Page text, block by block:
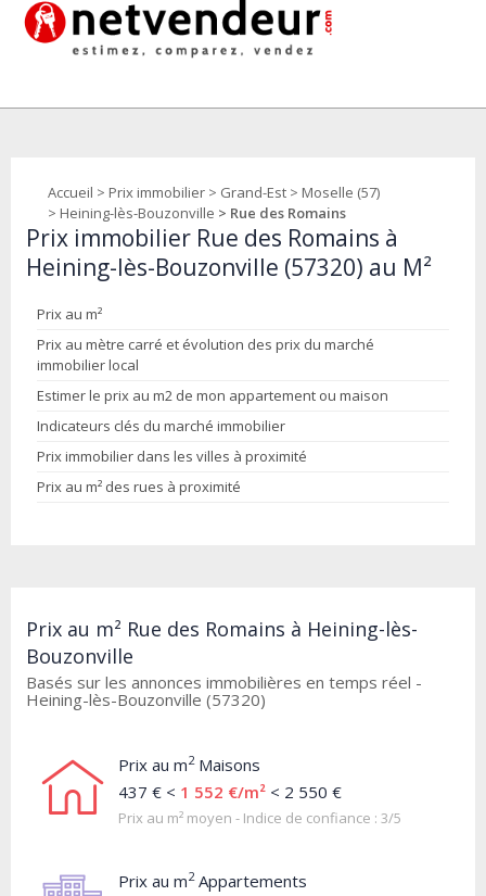
Accueil > Prix immobilier > Grand-Est > Moselle (57)
> Heining-lès-Bouzonville > Rue des Romains
Prix immobilier Rue des Romains à
Heining-lès-Bouzonville (57320) au M²
Prix au m²
Prix au mètre carré et évolution des prix du marché
immobilier local
Estimer le prix au m2 de mon appartement ou maison
Indicateurs clés du marché immobilier
Prix immobilier dans les villes à proximité
Prix au m² des rues à proximité
Prix au m² Rue des Romains à Heining-lès-
Bouzonville
Basés sur les annonces immobilières en temps réel -
Heining-lès-Bouzonville (57320)
Prix au m2Maisons
437 € < 1 552 €/m² < 2 550 €
Prix au m² moyen - Indice de confiance : 3/5
Prix au m2Appartements